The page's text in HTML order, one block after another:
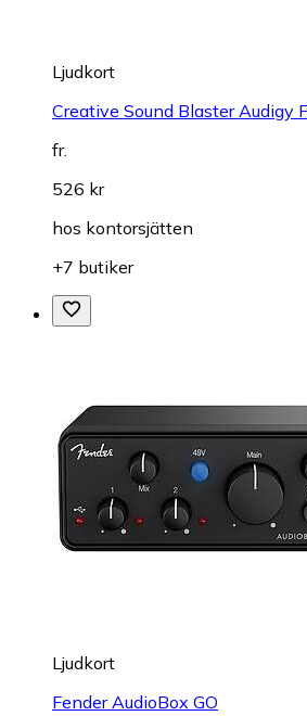
Ljudkort
Creative Sound Blaster Audigy
fr.
526 kr
hos kontorsjätten
+7 butiker
Ljudkort
Fender AudioBox GO